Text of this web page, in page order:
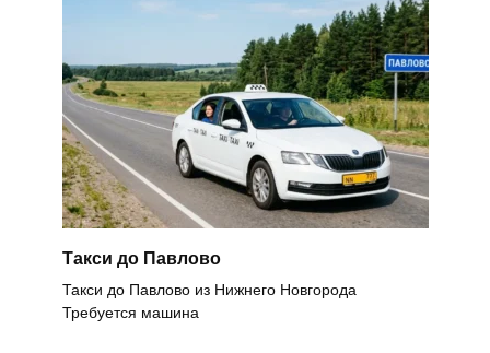
Такси до Павлово
Такси до Павлово из Нижнего Новгорода
Требуется машина